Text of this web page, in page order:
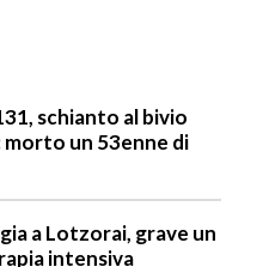
schianto al bivio
un 53enne di
a Lotzorai, grave un
intensiva